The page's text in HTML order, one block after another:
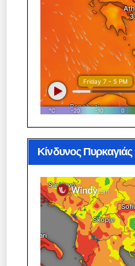
Κίνδυνος Πυρκαγιάς